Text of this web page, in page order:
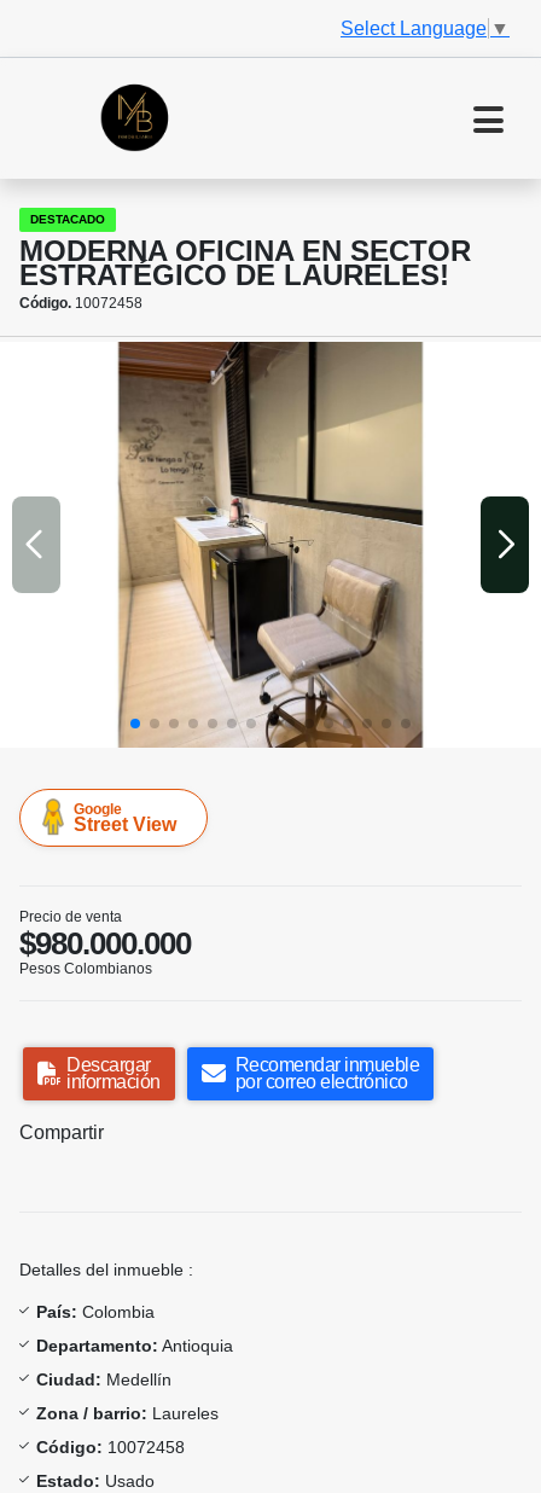
Select Language ▼
DESTACADO
MODERNA OFICINA EN SECTOR
ESTRATÉGICO DE LAURELES!
Código. 10072458
Google
Street View
Precio de venta
$980.000.000
Pesos Colombianos
Descargar
información
Recomendar inmueble
por correo electrónico
Compartir
Detalles del inmueble :
País: Colombia
Departamento: Antioquia
Ciudad: Medellín
Zona / barrio: Laureles
Código: 10072458
Estado: Usado